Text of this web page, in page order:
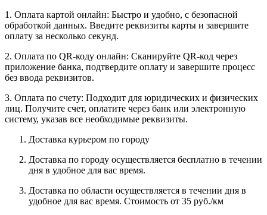
1. Оплата картой онлайн: Быстро и удобно, с безопасной
обработкой данных. Введите реквизиты карты и завершите
оплату за несколько секунд.
2. Оплата по QR-коду онлайн: Сканируйте QR-код через
приложение банка, подтвердите оплату и завершите процесс
без ввода реквизитов.
3. Оплата по счету: Подходит для юридических и физических
лиц. Получите счет, оплатите через банк или электронную
систему, указав все необходимые реквизиты.
Доставка курьером по городу
Доставка по городу осуществляется бесплатно в течении
дня в удобное для вас время.
Доставка по области осуществляется в течении дня в
удобное для вас время. Стоимость от 35 руб./км